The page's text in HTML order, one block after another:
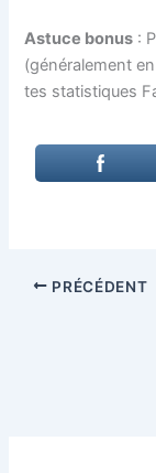
Astuce bonus :
(généralement
tes statistiques
PRÉCÉDENT